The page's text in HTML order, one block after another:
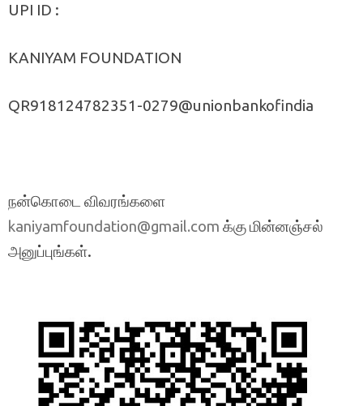
UPI ID :
KANIYAM FOUNDATION
QR918124782351-0279@unionbankofindia
நன்கொடை விவரங்களை
kaniyamfoundation@gmail.com க்கு மின்னஞ்சல்
அனுப்புங்கள்.